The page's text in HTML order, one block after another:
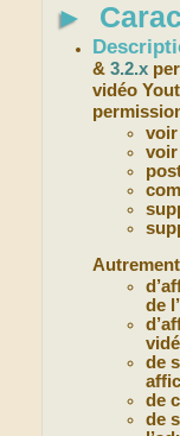
►
&3.2.x
vidéo
voir
voir
de
de
de
de